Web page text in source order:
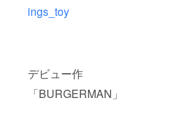
ings_toy
デビュー作
「BURGERMAN」